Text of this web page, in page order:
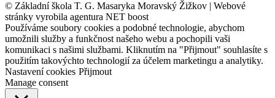
© Základní škola T. G. Masaryka Moravský Žižkov | Webové
stránky vyrobila agentura NET boost
Používáme soubory cookies a podobné technologie, abychom
umožnili služby a funkčnost našeho webu a pochopili vaši
komunikaci s našimi službami. Kliknutím na "Přijmout" souhlasíte s
použitím takovýchto technologií za účelem marketingu a analytiky.
Nastavení cookies Přijmout
Manage consent